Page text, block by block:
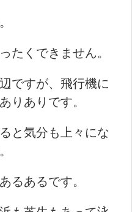
たくできません。
ですが、飛行機に
りありです。
と気分も上々にな
るあるです。